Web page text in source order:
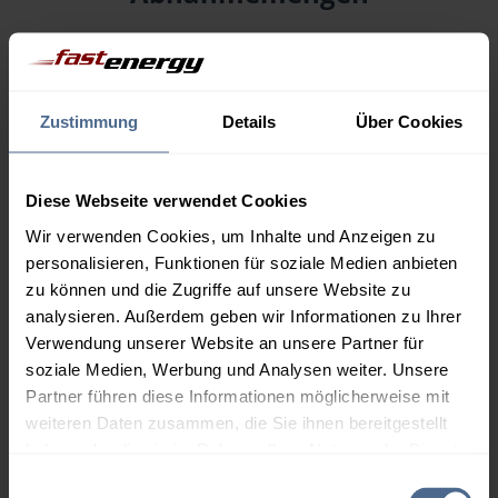
Zustimmung Details Über Cookies
Diese Webseite verwendet Cookies
Wir verwenden Cookies, um Inhalte und Anzeigen zu
personalisieren, Funktionen für soziale Medien anbieten
zu können und die Zugriffe auf unsere Website zu
analysieren. Außerdem geben wir Informationen zu Ihrer
Verwendung unserer Website an unsere Partner für
soziale Medien, Werbung und Analysen weiter. Unsere
Partner führen diese Informationen möglicherweise mit
weiteren Daten zusammen, die Sie ihnen bereitgestellt
Menge
1.000 Liter 0,00 €
2.000 Liter
155,05 €
3.000 Liter
153,24 €
153,24 €
0,00 €
5.000 Liter
151,78 €
151,78 €
Preise für Heizöl in Standardqualität nach Ö-Norm C 1109 in € / 100
Liter inkl. MwSt. und Lieferung bei einer Lieferstelle.